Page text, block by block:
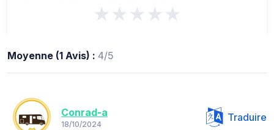
★★★★★
Moyenne (1 Avis) : 4/5
Conrad-a
18/10/2024
Traduire